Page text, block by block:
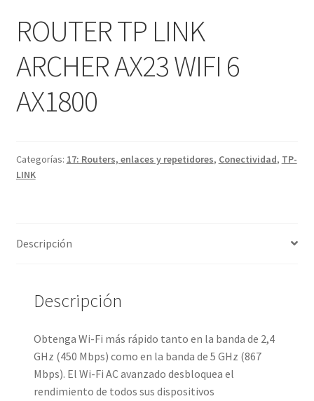
ROUTER TP LINK
ARCHER AX23 WIFI 6
AX1800
Categorías: 17: Routers, enlaces y repetidores, Conectividad, TP-
LINK
Descripción
Descripción
Obtenga Wi-Fi más rápido tanto en la banda de 2,4
GHz (450 Mbps) como en la banda de 5 GHz (867
Mbps). El Wi-Fi AC avanzado desbloquea el
rendimiento de todos sus dispositivos